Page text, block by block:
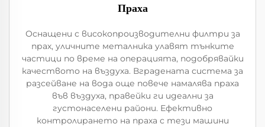
Праха
Оснащени с високопроизводителни филтри за
прах, уличните металника улавят тънките
частици по време на операцията, подобрявайки
качеството на въздуха. Вградената система за
разсейване на вода още повече намалява праха
във въздуха, правейки ги идеални за
густонаселени райони. Ефективно
контролирането на праха с тези машини